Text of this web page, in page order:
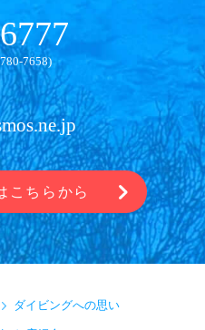
7658)
こちらから
ダイビングへの思い